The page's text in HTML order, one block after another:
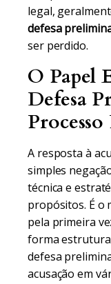
legal,
defesa
ser perdido.
O Papel
Defesa
Processo
A resposta à
simples
técnica e
propósitos. É o
pela primeira
forma
defesa
acusação em